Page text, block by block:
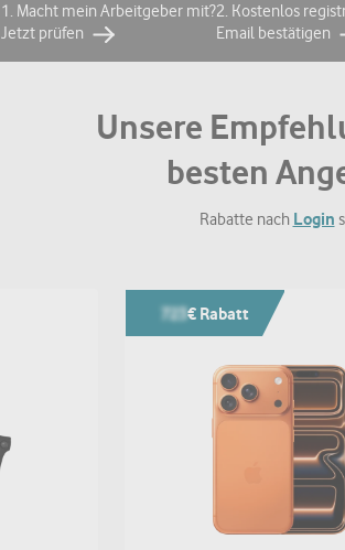
1. Macht mein Arbeitgeber mit?
Jetzt prüfen
2. Kostenlos
Email bestätigen
Unsere
besten
Rabatte nach Login
723€ Rabatt